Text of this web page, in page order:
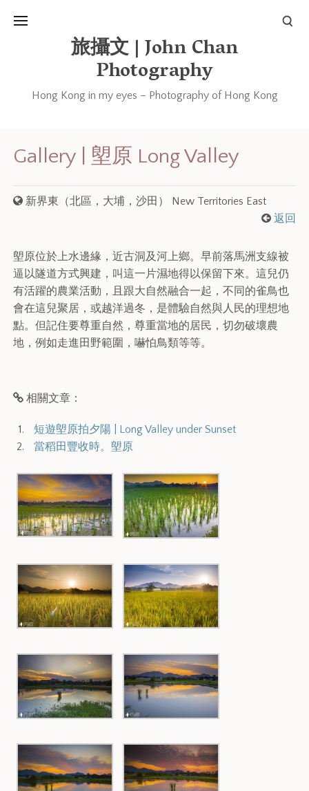
旅攝文 | John Chan
Photography
Hong Kong in my eyes – Photography of Hong Kong
Gallery | 塱原 Long Valley
新界東（北區，大埔，沙田） New Territories East
返回
塱原位於上水邊緣，近古洞及河上鄉。早前落馬洲支線被
逼以隧道方式興建，叫這一片濕地得以保留下來。這兒仍
有活躍的農業活動，且跟大自然融合一起，不同的雀鳥也
會在這兒聚居，或越洋過冬，是體驗自然與人民的理想地
點。但記住要尊重自然，尊重當地的居民，切勿破壞農
地，例如走進田野範圍，嚇怕鳥類等等。
相關文章：
短遊塱原拍夕陽 | Long Valley under Sunset
當稻田豐收時。塱原